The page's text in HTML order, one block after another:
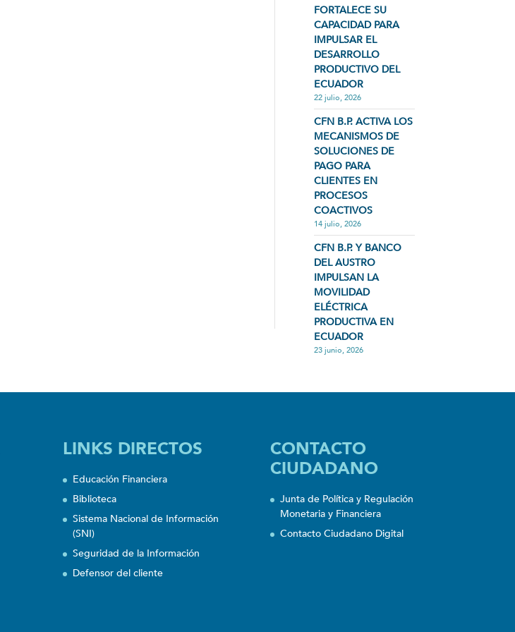
FORTALECE SU
CAPACIDAD PARA
IMPULSAR EL
DESARROLLO
PRODUCTIVO DEL
ECUADOR
22 julio, 2026
CFN B.P. ACTIVA LOS
MECANISMOS DE
SOLUCIONES DE
PAGO PARA
CLIENTES EN
PROCESOS
COACTIVOS
14 julio, 2026
CFN B.P. Y BANCO
DEL AUSTRO
IMPULSAN LA
MOVILIDAD
ELÉCTRICA
PRODUCTIVA EN
ECUADOR
23 junio, 2026
LINKS DIRECTOS
Educación Financiera
Biblioteca
Sistema Nacional de Información
(SNI)
Seguridad de la Información
Defensor del cliente
CONTACTO
CIUDADANO
Junta de Política y Regulación
Monetaria y Financiera
Contacto Ciudadano Digital